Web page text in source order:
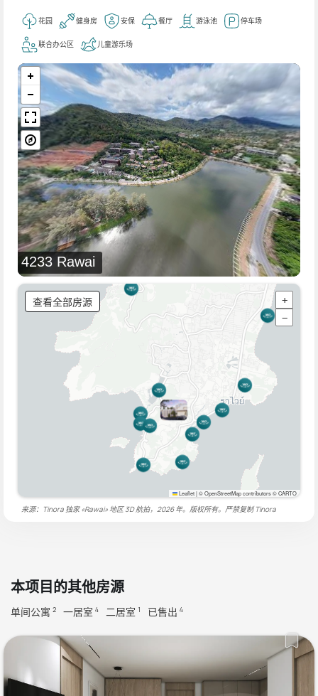
花园 健身房 安保 餐厅 游泳池 停车场
联合办公区 儿童游乐场
4233 Rawai
查看全部房源
+
−
Leaflet|© OpenStreetMap contributors © CARTO
来源：Tinora 独家 «Rawai» 地区 3D 航拍，2026 年。版权所有。严禁复制Tinora
本项目的其他房源
单间公寓 2 一居室 4 二居室 1 已售出 4